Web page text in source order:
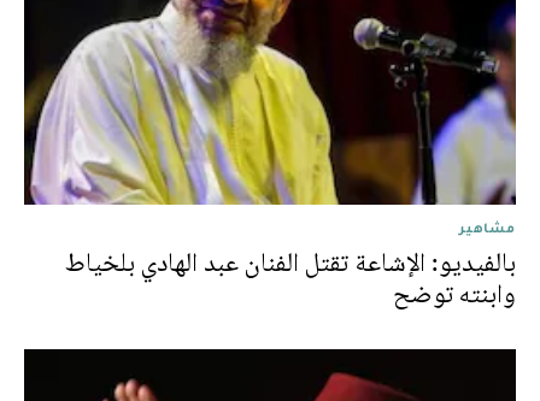
مشاهير
بالفيديو: الإشاعة تقتل الفنان عبد الهادي بلخياط
وابنته توضح